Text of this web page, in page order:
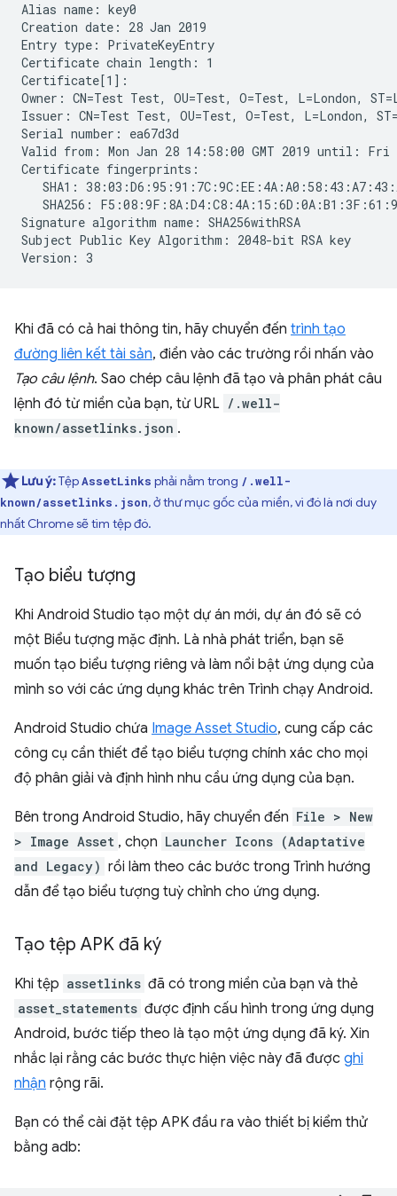
Alias name: key0
Creation date: 28 Jan 2019
Entry type: PrivateKeyEntry
Certificate chain length: 1
Certificate[1]:
Owner: CN=Test Test, OU=Test, O=Test, L=London,
Issuer: CN=Test Test, OU=Test, O=Test, L=London,
Serial number: ea67d3d
Valid from: Mon Jan 28 14:58:00 GMT 2019 until: Fri
Certificate fingerprints:
SHA1:
SHA256:
Signature algorithm name: SHA256withRSA
Subject Public Key Algorithm: 2048-bit RSA key
Khi đã có cả hai thông tin, hãy chuyển đến trình tạo
đường liên kết tài sản, điền vào các trường rồi nhấn vào
Tạo câu lệnh. Sao chép câu lệnh đã tạo và phân phát câu
lệnh đó từ miền của bạn, từ URL /.well-
known/assetlinks.json .
Lưu ý:TệpAssetLinks phải nằm trong /.well-
known/assetlinks.json, ở thư mục gốc của miền, vì đó là nơi duy
nhất Chrome sẽ tìm tệp đó.
Tạo biểu tượng
Khi Android Studio tạo một dự án mới, dự án đó sẽ có
một Biểu tượng mặc định. Là nhà phát triển, bạn sẽ
muốn tạo biểu tượng riêng và làm nổi bật ứng dụng của
mình so với các ứng dụng khác trên Trình chạy Android.
Android Studio chứa Image Asset Studio, cung cấp các
công cụ cần thiết để tạo biểu tượng chính xác cho mọi
độ phân giải và định hình nhu cầu ứng dụng của bạn.
Bên trong Android Studio, hãy chuyển đến File > New
> Image Asset , chọn Launcher Icons (Adaptative
and Legacy) rồi làm theo các bước trong Trình hướng
dẫn để tạo biểu tượng tuỳ chỉnh cho ứng dụng.
Tạo tệp APK đã ký
Khi tệp assetlinks đã có trong miền của bạn và thẻ
asset_statements được định cấu hình trong ứng dụng
Android, bước tiếp theo là tạo một ứng dụng đã ký. Xin
nhắc lại rằng các bước thực hiện việc này đã được ghi
nhận rộng rãi.
Bạn có thể cài đặt tệp APK đầu ra vào thiết bị kiểm thử
bằng adb: